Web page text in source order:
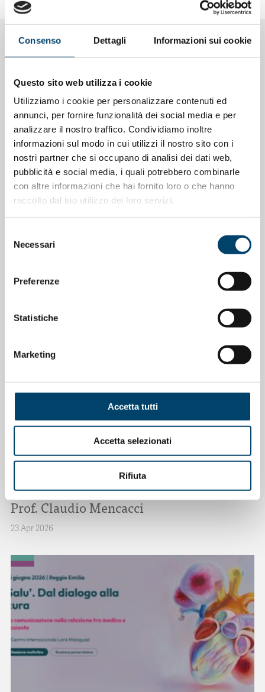
Consenso Dettagli Informazioni sui cookie
Questo sito web utilizza i cookie
Utilizziamo i cookie per personalizzare contenuti ed
annunci, per fornire funzionalità dei social media e per
analizzare il nostro traffico. Condividiamo inoltre
informazioni sul modo in cui utilizzi il nostro sito con i
nostri partner che si occupano di analisi dei dati web,
pubblicità e social media, i quali potrebbero combinarle
con altre informazioni che hai fornito loro o che hanno
raccolto dal tuo utilizzo dei loro servizi.
delNecessari
Preferenze
Statistiche
Marketing
Accetta tutti
Accetta selezionati
Rifiuta
NOTIZIE CORRELATE
ONDA ONDANOTIZIE ONDA PER IL SISTEMA SANITARIO
11 Mag 2026
Depressione Post Partum: intervista al
Prof. Claudio Mencacci
23 Apr 2026